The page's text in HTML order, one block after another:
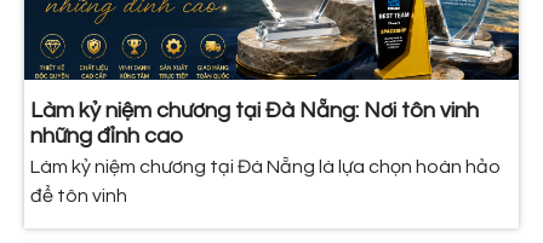
Làm kỷ niệm chương tại Đà Nẵng: Nơi tôn vinh
những đỉnh cao
Làm kỷ niệm chương tại Đà Nẵng là lựa chọn hoàn hảo
để tôn vinh